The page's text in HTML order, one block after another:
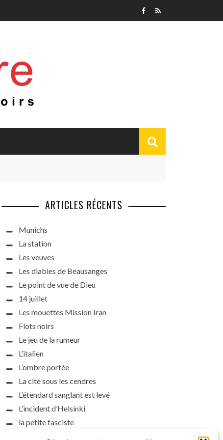
ARTICLES RÉCENTS
Munichs
La station
Les veuves
Les diables de Beausanges
Le point de vue de Dieu
14 juillet
Les mouettes Mission Iran
Flots noirs
Le jeu de la rumeur
L’italien
L’ombre portée
La cité sous les cendres
L’étendard sanglant est levé
L’incident d’Helsinki
la petite fasciste